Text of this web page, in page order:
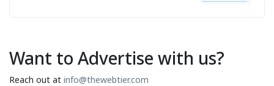
Want to Advertise with us?
Reach out at info@thewebtier.com